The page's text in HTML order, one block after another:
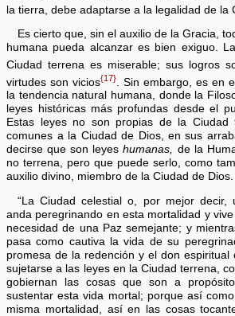
la tierra, debe adaptarse a la legalidad de la
Es cierto que, sin el auxilio de la Gracia,
humana pueda alcanzar es bien exiguo.
Ciudad terrena es miserable; sus logros
virtudes son vicios{17}
. Sin embargo, es en
la tendencia natural humana, donde la
leyes históricas más profundas desde el
Estas leyes no son propias de la Ciudad
comunes a la Ciudad de Dios, en sus
decirse que son leyeshumanas, de la
no terrena, pero que puede serlo, como
auxilio divino, miembro de la Ciudad de Dios.
“La Ciudad celestial o, por mejor
anda peregrinando en esta mortalidad y
necesidad de una Paz semejante; y
pasa como cautiva la vida de su
promesa de la redención y el don espiritual
sujetarse a las leyes en la Ciudad terrena,
gobiernan las cosas que son a
sustentar esta vida mortal; porque así
misma mortalidad, así en las cosas